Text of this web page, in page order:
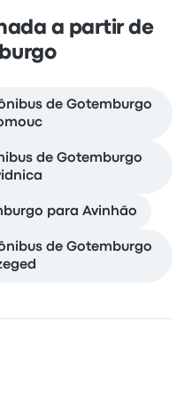
a partir de
de Gotemburgo
de Gotemburgo
para Avinhão
de Gotemburgo